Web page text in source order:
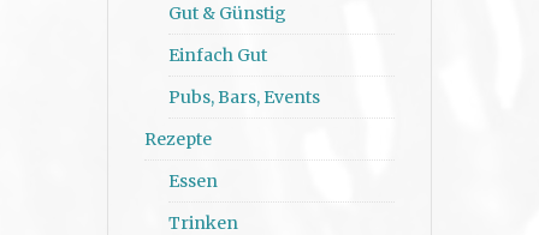
Gut & Günstig
Einfach Gut
Pubs, Bars, Events
Rezepte
Essen
Trinken